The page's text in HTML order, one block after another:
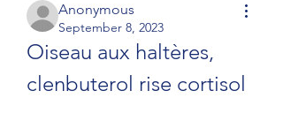
Anonymous
September 8, 2023
Oiseau aux haltères,
clenbuterol rise cortisol